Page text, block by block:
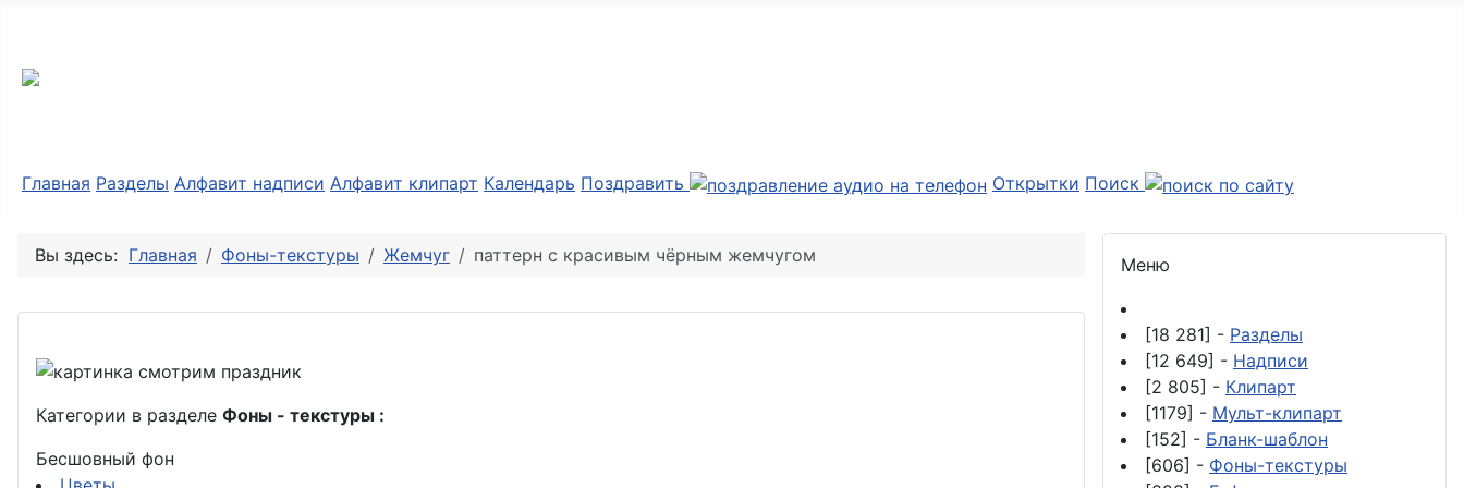
Главная Разделы Алфавит надписи Алфавит клипарт Календарь Поздравить Открытки Поиск
Вы здесь: Главная Фоны-текстуры Жемчуг паттерн с красивым чёрным жемчугом
Категории в разделе Фоны - текстуры :
Бесшовный фон
Меню
[18 281] - Разделы
[12 649] - Надписи
[2 805] - Клипарт
[1179] - Мульт-клипарт
[152] - Бланк-шаблон
[606] - Фоны-текстуры